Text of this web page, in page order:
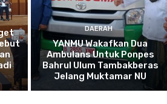
DAERAH
YANMU Wakafkan Dua
Ambulans Untuk Ponpes
Bahrul Ulum Tambakberas
Jelang Muktamar NU